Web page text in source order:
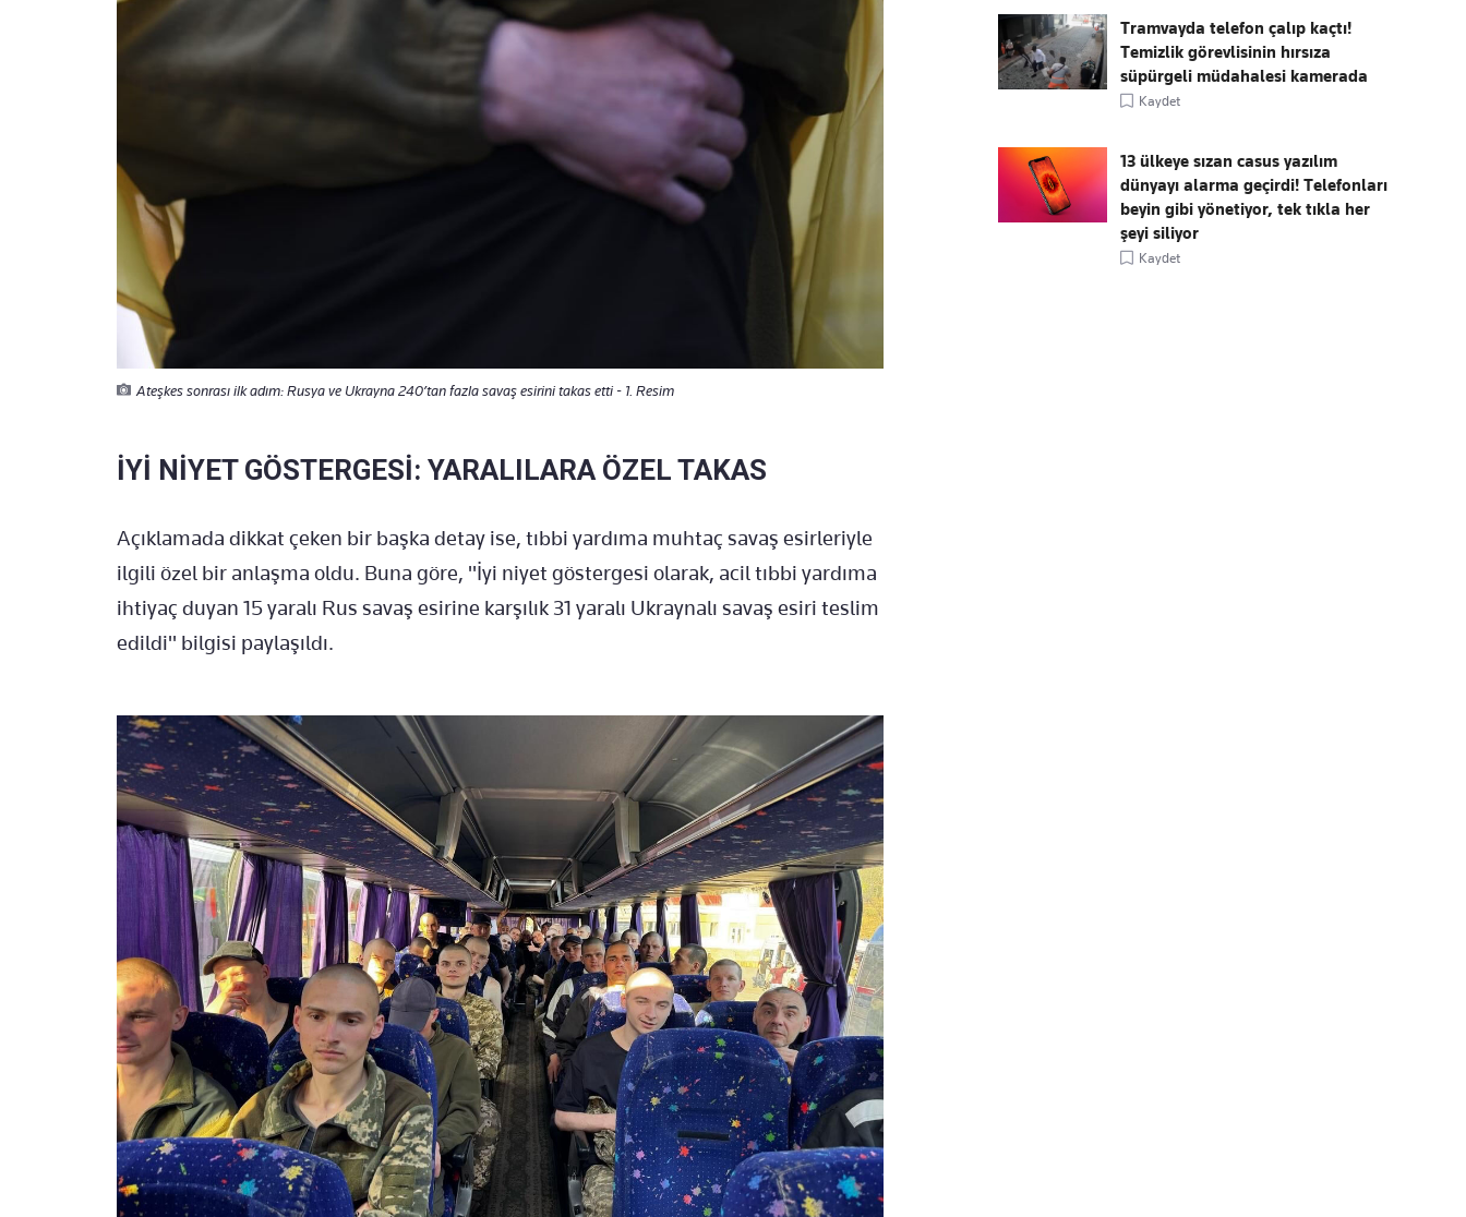
Ateşkes sonrası ilk adım: Rusya ve Ukrayna 240’tan fazla savaş esirini takas etti - 1. Resim
İYİ NİYET GÖSTERGESİ: YARALILARA ÖZEL TAKAS
Açıklamada dikkat çeken bir başka detay ise, tıbbi yardıma muhtaç savaş esirleriyle
ilgili özel bir anlaşma oldu. Buna göre, "İyi niyet göstergesi olarak, acil tıbbi yardıma
ihtiyaç duyan 15 yaralı Rus savaş esirine karşılık 31 yaralı Ukraynalı savaş esiri teslim
edildi" bilgisi paylaşıldı.
Tramvayda telefon çalıp kaçtı!
Temizlik görevlisinin hırsıza
süpürgeli müdahalesi kamerada
Kaydet
13 ülkeye sızan casus yazılım
dünyayı alarma geçirdi! Telefonları
beyin gibi yönetiyor, tek tıkla her
şeyi siliyor
Kaydet